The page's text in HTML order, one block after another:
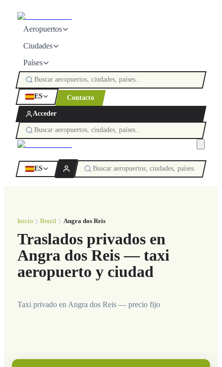
Aeropuertos
Ciudades
Países
ES Contacto
Acceder
ES
Inicio Brazil Angra dos Reis
Traslados privados en
Angra dos Reis — taxi
aeropuerto y ciudad
Taxi privado en Angra dos Reis — precio fijo